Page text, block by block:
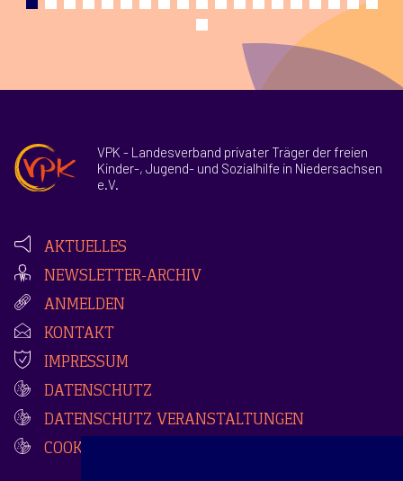
VPK - Landesverband privater Träger der freien
Kinder-, Jugend- und Sozialhilfe in Niedersachsen
e.V.
AKTUELLES
NEWSLETTER-ARCHIV
ANMELDEN
KONTAKT
IMPRESSUM
DATENSCHUTZ
DATENSCHUTZ VERANSTALTUNGEN
COOKIES